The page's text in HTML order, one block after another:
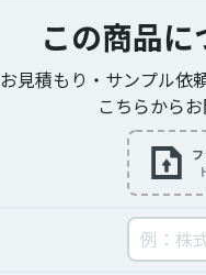
この商品に
お見積もり・サンプル依
こちらから